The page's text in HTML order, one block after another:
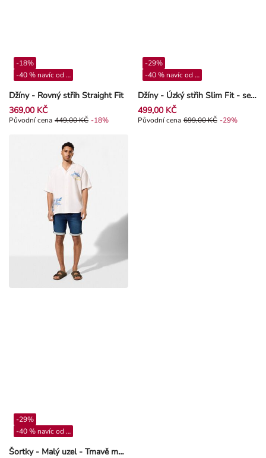
Džíny - Rovný střih Straight Fit
-18%
-40 % navíc od 4**
369,00 KČ
Původní cena 449,00 Kč, Sleva -18%
Původní cena 449,00 KČ -18%
Džíny - Úzký střih Slim Fit - seda
-29%
-40 % navíc od 4**
499,00 KČ
Původní cena 699,00 Kč, Sleva -
Původní cena 699,00 KČ -29%
Šortky - Malý uzel - Tmavě modrá
-29%
-40 % navíc od 4**